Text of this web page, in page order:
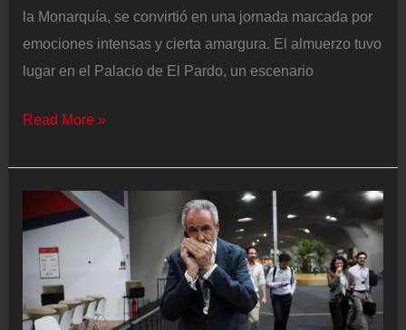
la Monarquía, se convirtió en una jornada marcada por
emociones intensas y cierta amargura. El almuerzo tuvo
lugar en el Palacio de El Pardo, un escenario
Los
requisitos
Felipe
impone
Read More »